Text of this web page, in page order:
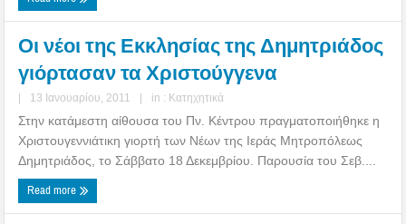
Οι νέοι της Εκκλησίας της Δημητριάδος
γιόρτασαν τα Χριστούγγενα
| 13 Ιανουαρίου, 2011 | in : Κατηχητικά
Στην κατάμεστη αίθουσα του Πν. Κέντρου πραγματοποιήθηκε η
Χριστουγεννιάτικη γιορτή των Νέων της Ιεράς Μητροπόλεως
Δημητριάδος, το Σάββατο 18 Δεκεμβρίου. Παρουσία του Σεβ....
Read more